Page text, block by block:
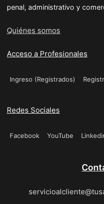
penal, administrativo y
Quiénes somos
Acceso a Profesionales
Ingreso (Registrados)
Redes Sociales
Facebook YouTube